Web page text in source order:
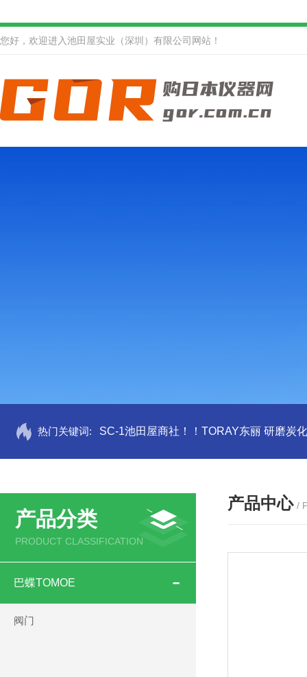
您好，欢迎进入池田屋实业（深圳）有限公司网站！
热门关键词: SC-1池田屋商社！！TORAY东丽 研磨炭
产品分类
PRODUCT CLASSIFICATION
巴蝶TOMOE
阀门
产品中心 /